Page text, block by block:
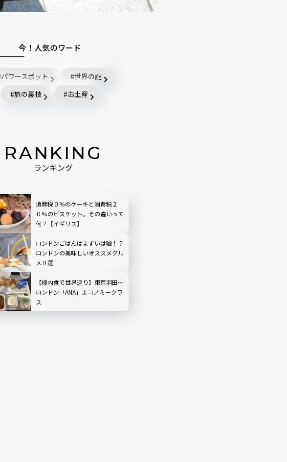
今！人気のワード
パワースポット
世界の謎
旅の裏技
お土産
RANKING
ランキング
消費税０％のケーキと消費税２
０％のビスケット。その違いって
何？【イギリス】
ロンドンごはんはまずいは嘘！？
ロンドンの美味しいオススメグル
メ８選
【機内食で世界巡り】東京羽田～
ロンドン「ANA」エコノミークラ
ス